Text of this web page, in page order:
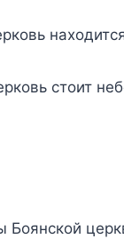
стоит
Боянской